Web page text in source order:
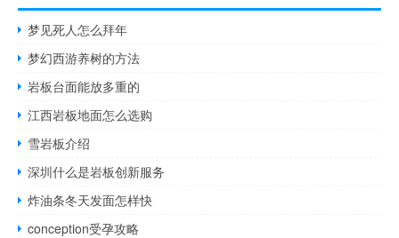
梦见死人怎么拜年
梦幻西游养树的方法
岩板台面能放多重的
江西岩板地面怎么选购
雪岩板介绍
深圳什么是岩板创新服务
炸油条冬天发面怎样快
conception受孕攻略